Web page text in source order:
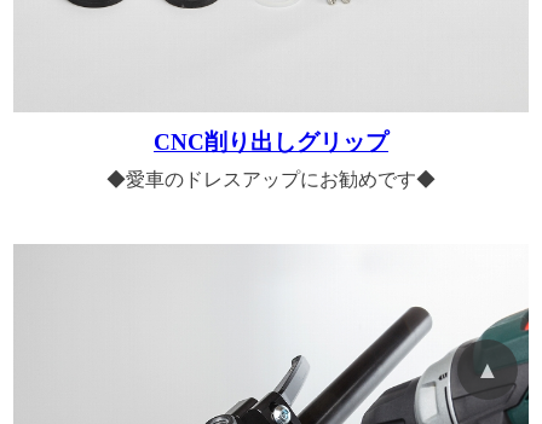
CNC削り出しグリップ
◆愛車のドレスアップにお勧めです◆
▲